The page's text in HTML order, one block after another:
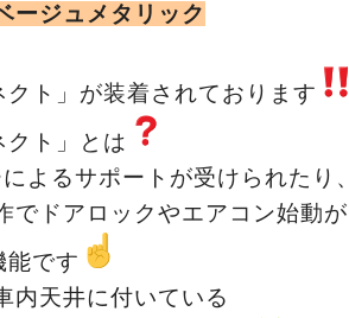
ージュメタリック
ト」が装着されております
クト」とは
よるサポートが受けられたり、
でドアロックやエアコン始動が
能です
内天井に付いている